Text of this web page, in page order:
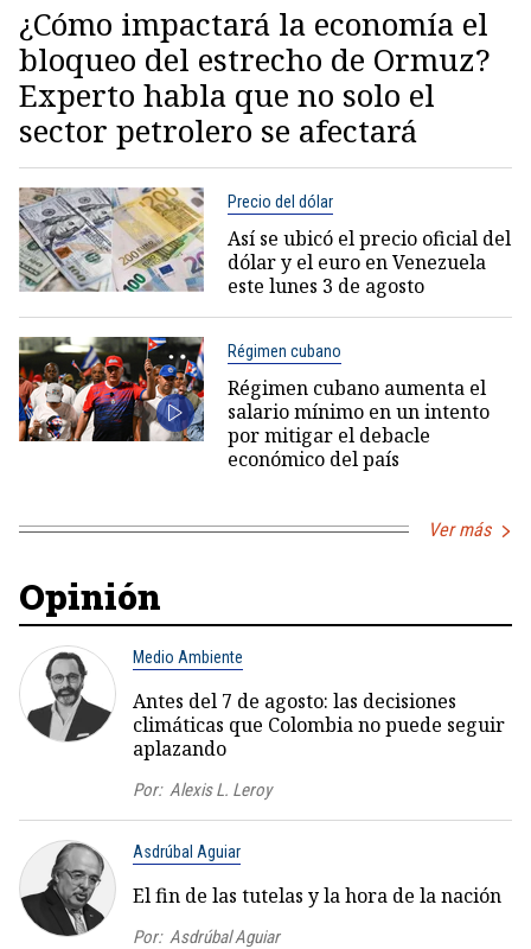
¿Cómo impactará la economía el
bloqueo del estrecho de Ormuz?
Experto habla que no solo el
sector petrolero se afectará
Precio del dólar
Así se ubicó el precio oficial del
dólar y el euro en Venezuela
este lunes 3 de agosto
Régimen cubano
Régimen cubano aumenta el
salario mínimo en un intento
por mitigar el debacle
económico del país
Ver más
Opinión
Medio Ambiente
Antes del 7 de agosto: las decisiones
climáticas que Colombia no puede seguir
aplazando
Por: Alexis L. Leroy
Asdrúbal Aguiar
El fin de las tutelas y la hora de la nación
Por: Asdrúbal Aguiar